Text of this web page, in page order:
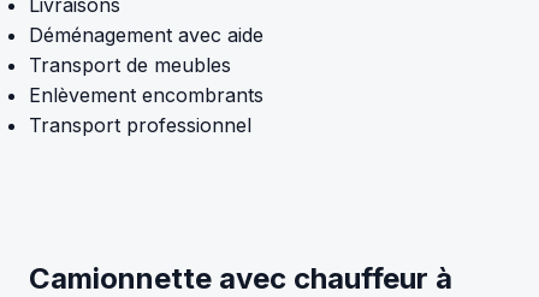
Déménagement avec aide
Transport de meubles
Enlèvement encombrants
Transport professionnel
Camionnette avec chauffeur à